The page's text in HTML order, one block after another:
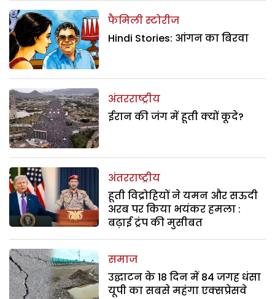
फैमिली स्टोरीज
Hindi Stories: आंगन का बिरवा
अंतरराष्ट्रीय
ईरान की जंग में हूती क्यों कूदे?
अंतरराष्ट्रीय
हूती विद्रोहियों ने यमन और सऊदी
अरब पर किया भयंकर हमला :
बढ़ाई ट्रंप की मुसीबत
समाज
उद्घाटन के 18 दिन में 84 जगह धंसा
यूपी का सबसे महंगा एक्सप्रेसवे